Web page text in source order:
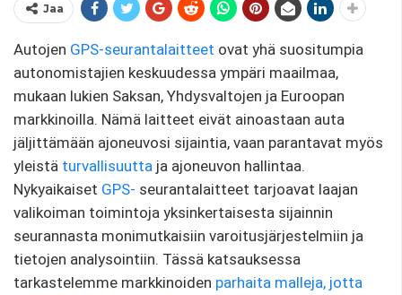
Jaa
Autojen GPS-seurantalaitteet ovat yhä suositumpia
autonomistajien keskuudessa ympäri maailmaa,
mukaan lukien Saksan, Yhdysvaltojen ja Euroopan
markkinoilla. Nämä laitteet eivät ainoastaan ​​auta
jäljittämään ajoneuvosi sijaintia, vaan parantavat myös
yleistä turvallisuutta ja ajoneuvon hallintaa.
Nykyaikaiset GPS- seurantalaitteet tarjoavat laajan
valikoiman toimintoja yksinkertaisesta sijainnin
seurannasta monimutkaisiin varoitusjärjestelmiin ja
tietojen analysointiin. Tässä katsauksessa
tarkastelemme markkinoiden parhaita malleja, jotta